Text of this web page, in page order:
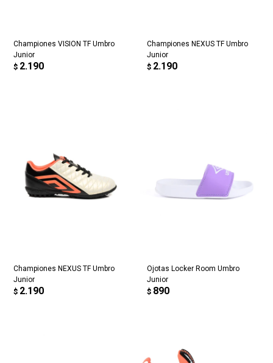
Championes VISION TF Umbro
Junior
$ 2.190
Championes NEXUS TF Umbro
Junior
$ 2.190
Championes NEXUS TF Umbro
Junior
$ 2.190
Ojotas Locker Room Umbro
Junior
$ 890